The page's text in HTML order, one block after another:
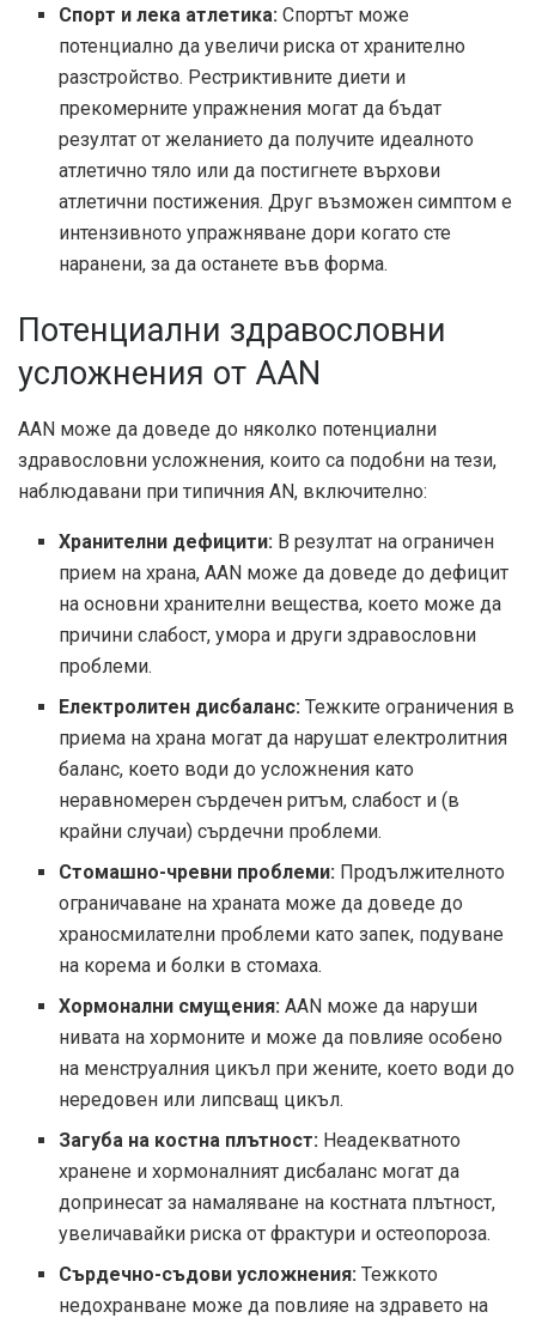
Спорт и лека атлетика: Спортът може
потенциално да увеличи риска от хранително
разстройство. Рестриктивните диети и
прекомерните упражнения могат да бъдат
резултат от желанието да получите идеалното
атлетично тяло или да постигнете върхови
атлетични постижения. Друг възможен симптом е
интензивното упражняване дори когато сте
наранени, за да останете във форма.
Потенциални здравословни
усложнения от AAN
AAN може да доведе до няколко потенциални
здравословни усложнения, които са подобни на тези,
наблюдавани при типичния AN, включително:
Хранителни дефицити: В резултат на ограничен
прием на храна, AAN може да доведе до дефицит
на основни хранителни вещества, което може да
причини слабост, умора и други здравословни
проблеми.
Електролитен дисбаланс: Тежките ограничения в
приема на храна могат да нарушат електролитния
баланс, което води до усложнения като
неравномерен сърдечен ритъм, слабост и (в
крайни случаи) сърдечни проблеми.
Стомашно-чревни проблеми: Продължителното
ограничаване на храната може да доведе до
храносмилателни проблеми като запек, подуване
на корема и болки в стомаха.
Хормонални смущения: AAN може да наруши
нивата на хормоните и може да повлияе особено
на менструалния цикъл при жените, което води до
нередовен или липсващ цикъл.
Загуба на костна плътност: Неадекватното
хранене и хормоналният дисбаланс могат да
допринесат за намаляване на костната плътност,
увеличавайки риска от фрактури и остеопороза.
Сърдечно-съдови усложнения: Тежкото
недохранване може да повлияе на здравето на